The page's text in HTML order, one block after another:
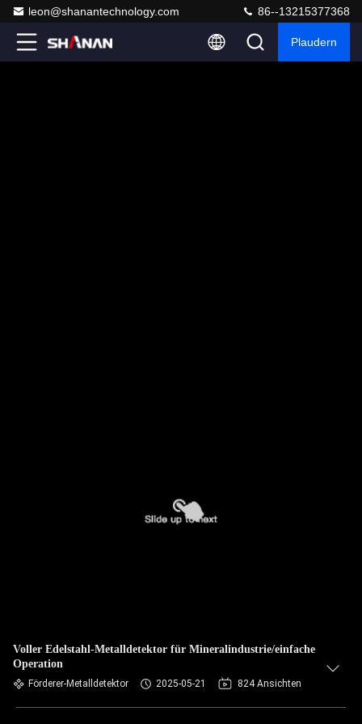
leon@shanantechnology.com 86--13215377368
Plaudern
Voller Edelstahl-Metalldetektor für Mineralindustrie/einfache
Operation
Förderer-Metalldetektor 2025-05-21 824 Ansichten